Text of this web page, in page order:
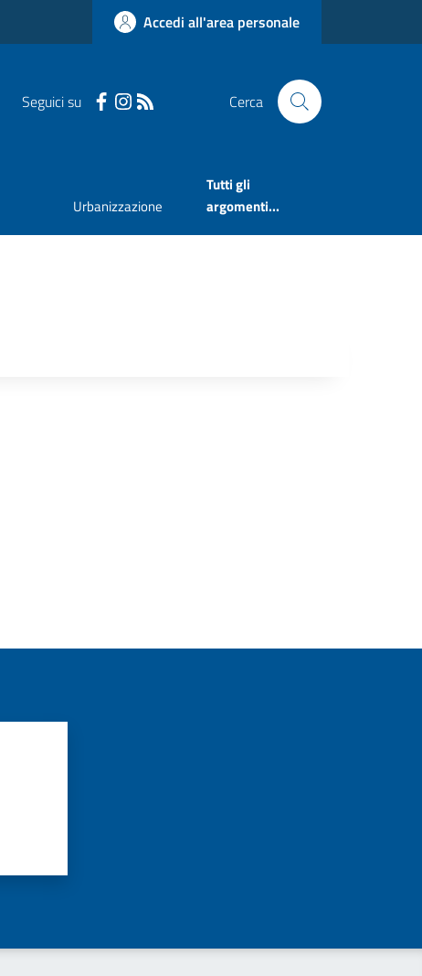
Accedi all'area personale
Seguici su Cerca
Urbanizzazione
Tutti gli
argomenti...